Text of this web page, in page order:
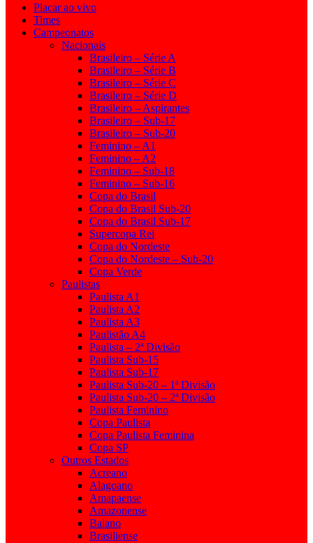
Placar ao vivo
Times
Campeonatos
Nacionais
Brasileiro – Série A
Brasileiro – Série B
Brasileiro – Série C
Brasileiro – Série D
Brasileiro – Aspirantes
Brasileiro – Sub-17
Brasileiro – Sub-20
Feminino – A1
Feminino – A2
Feminino – Sub-18
Feminino – Sub-16
Copa do Brasil
Copa do Brasil Sub-20
Copa do Brasil Sub-17
Supercopa Rei
Copa do Nordeste
Copa do Nordeste – Sub-20
Copa Verde
Paulistas
Paulista A1
Paulista A2
Paulista A3
Paulistão A4
Paulista – 2ª Divisão
Paulista Sub-15
Paulista Sub-17
Paulista Sub-20 – 1ª Divisão
Paulista Sub-20 – 2ª Divisão
Paulista Feminino
Copa Paulista
Copa Paulista Feminina
Copa SP
Outros Estados
Acreano
Alagoano
Amapaense
Amazonense
Baiano
Brasiliense